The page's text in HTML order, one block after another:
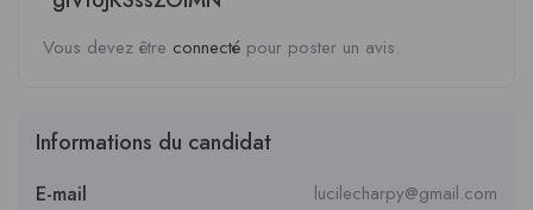
Vous devez être connecté pour poster un avis.
Informations du candidat
E-mail lucilecharpy@gmail.com